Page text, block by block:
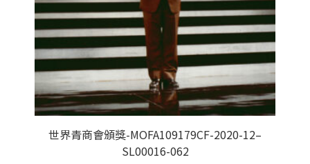
世界青商會頒獎-MOFA109179CF-2020-12–
SL00016-062